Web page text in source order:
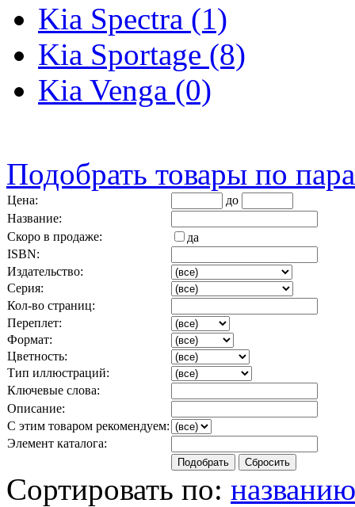
Kia Spectra (1)
Kia Sportage (8)
Kia Venga (0)
Подобрать товары по
Цена:
до
Название:
Скоро в продаже:
да
ISBN:
Издательство:
Серия:
Кол-во страниц:
Переплет:
Формат:
Цветность:
Тип иллюстраций:
Ключевые слова:
Описание:
С этим товаром рекомендуем:
Элемент каталога:
Сортировать по: названию